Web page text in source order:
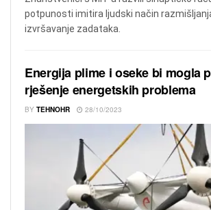
potpunosti imitira ljudski način
izvršavanje zadataka.
Energija plime i oseke bi mogla
rješenje energetskih problema
BY TEHNOHR 28/10/2023